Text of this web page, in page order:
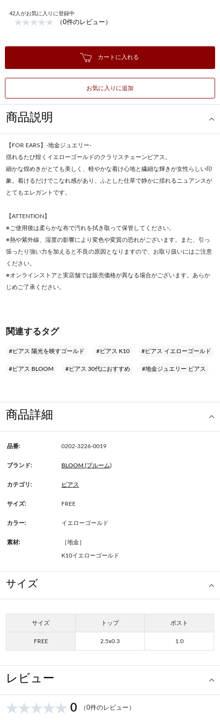
42 人がお気に入りに登録中
（0件のレビュー）
カートに入れる
お気に入りに追加
商品説明
【FOR EARS】-地金ジュエリー-
揺れるたび煌くイエローゴールドのクラリスチェーンピアス。
細かな煌めきがとても美しく、軽やかな着け心地と繊細な輝きが女性らしい印
象。着けるだけでこなれ感があり、ふとした仕草で静かに揺れるニュアンスが
とてもエレガントです。
【ATTENTION】
※ご使用後は柔らかな布で汚れを拭き取って保管してください。
※熱や紫外線、湿度の影響により変色や変質の恐れがございます。また、引っ
張ったり強い力を加えると不良の原因となりますので、お取り扱いにはご注意
ください。
※オンラインストアと実店舗では販売価格が異なる場合がございます。あらか
じめご了承ください。
関連するタグ
#ピアス 陽光を映すゴールド #ピアス K10 #ピアス イエローゴールド
#ピアス BLOOM #ピアス 30代におすすめ #地金ジュエリー ピアス
商品詳細
品番: 0202-3226-0019
ブランド: BLOOM (ブルーム)
カテゴリ: ピアス
サイズ: FREE
カラー: イエローゴールド
素材: ［地金］
K10イエローゴールド
サイズ
サイズ トップ ポスト
FREE 2.5x0.3 1.0
レビュー
0 （0件のレビュー）